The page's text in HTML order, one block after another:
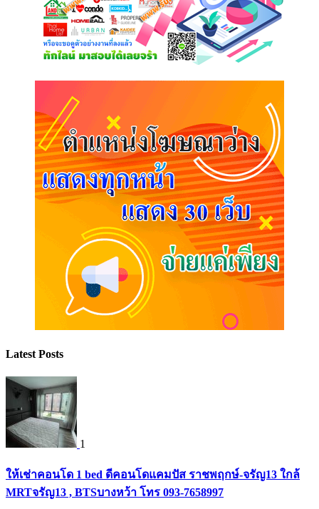
Latest Posts
1
ให้เช่าคอนโด 1 bed ดีคอนโดแคมปัส ราชพฤกษ์-จรัญ13 ใกล้
MRTจรัญ13 , BTSบางหว้า โทร 093-7658997